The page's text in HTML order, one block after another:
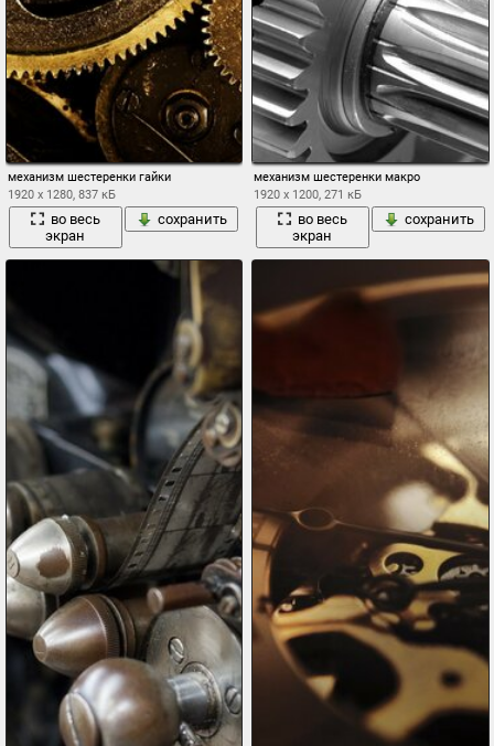
механизм шестеренки гайки
1920 x 1280, 837 кБ
во весь
экран
сохранить
механизм шестеренки макро
1920 x 1200, 271 кБ
во весь
экран
сохранить